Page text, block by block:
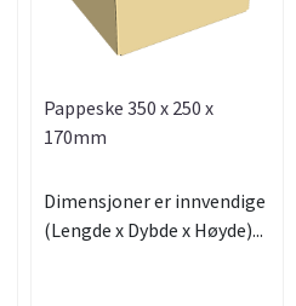
Pappeske 350 x 250 x
170mm
Dimensjoner er innvendige
(Lengde x Dybde x Høyde)...